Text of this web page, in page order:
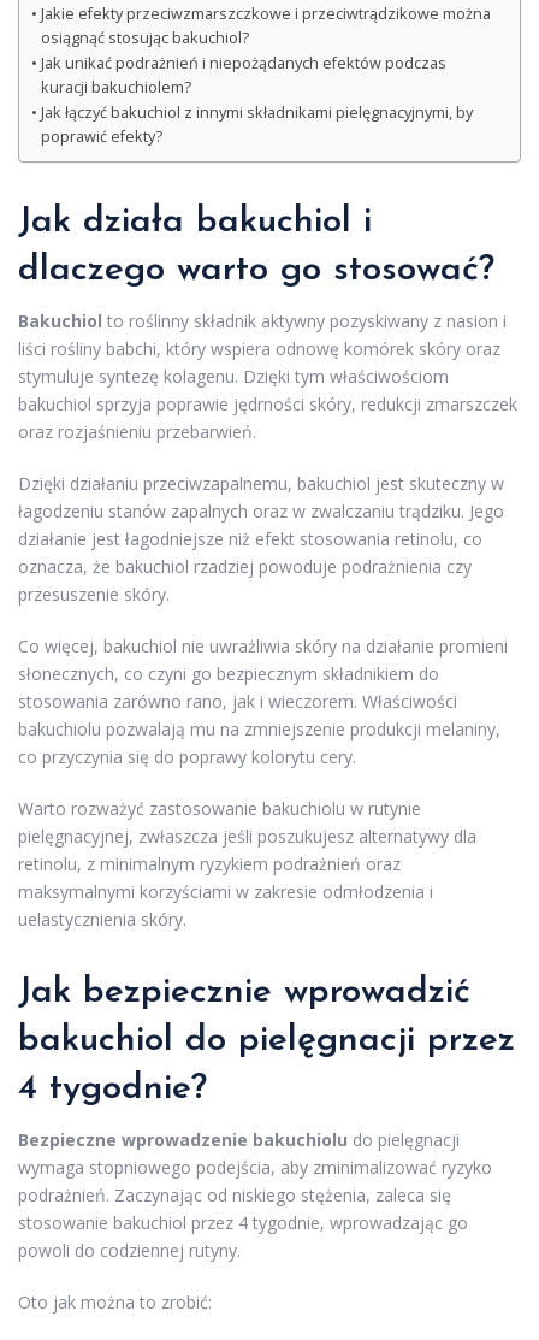
Jakie efekty przeciwzmarszczkowe i przeciwtrądzikowe można
osiągnąć stosując bakuchiol?
Jak unikać podrażnień i niepożądanych efektów podczas
kuracji bakuchiolem?
Jak łączyć bakuchiol z innymi składnikami pielęgnacyjnymi, by
poprawić efekty?
Jak działa bakuchiol i
dlaczego warto go stosować?
Bakuchiol to roślinny składnik aktywny pozyskiwany z nasion i
liści rośliny babchi, który wspiera odnowę komórek skóry oraz
stymuluje syntezę kolagenu. Dzięki tym właściwościom
bakuchiol sprzyja poprawie jędrności skóry, redukcji zmarszczek
oraz rozjaśnieniu przebarwień.
Dzięki działaniu przeciwzapalnemu, bakuchiol jest skuteczny w
łagodzeniu stanów zapalnych oraz w zwalczaniu trądziku. Jego
działanie jest łagodniejsze niż efekt stosowania retinolu, co
oznacza, że bakuchiol rzadziej powoduje podrażnienia czy
przesuszenie skóry.
Co więcej, bakuchiol nie uwrażliwia skóry na działanie promieni
słonecznych, co czyni go bezpiecznym składnikiem do
stosowania zarówno rano, jak i wieczorem. Właściwości
bakuchiolu pozwalają mu na zmniejszenie produkcji melaniny,
co przyczynia się do poprawy kolorytu cery.
Warto rozważyć zastosowanie bakuchiolu w rutynie
pielęgnacyjnej, zwłaszcza jeśli poszukujesz alternatywy dla
retinolu, z minimalnym ryzykiem podrażnień oraz
maksymalnymi korzyściami w zakresie odmłodzenia i
uelastycznienia skóry.
Jak bezpiecznie wprowadzić
bakuchiol do pielęgnacji przez
4 tygodnie?
Bezpieczne wprowadzenie bakuchiolu do pielęgnacji
wymaga stopniowego podejścia, aby zminimalizować ryzyko
podrażnień. Zaczynając od niskiego stężenia, zaleca się
stosowanie bakuchiol przez 4 tygodnie, wprowadzając go
powoli do codziennej rutyny.
Oto jak można to zrobić: